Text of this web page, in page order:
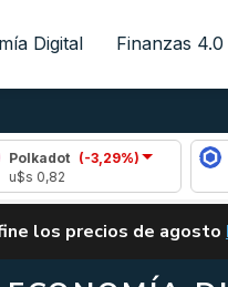
Digital Finanzas 4.0
(-3,29%)
Chainlink
ALERTA
los precios de agosto